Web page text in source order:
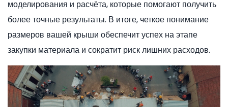
моделирования и расчёта, которые помогают получить
более точные результаты. В итоге, четкое понимание
размеров вашей крыши обеспечит успех на этапе
закупки материала и сократит риск лишних расходов.